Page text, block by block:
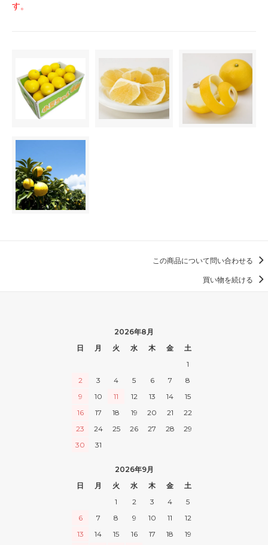
す。
この商品について問い合わせる
買い物を続ける
2026年8月
日
月 火 水 木 金
土
1
2
3 4 5 6 7
8
9
10 11 12 13 14
15
16
17 18 19 20 21
22
23
24 25 26 27 28
29
30
31
2026年9月
日
月 火 水 木 金
土
1
2 3 4
5
6
7 8 9 10 11
12
13
14 15 16 17 18
19